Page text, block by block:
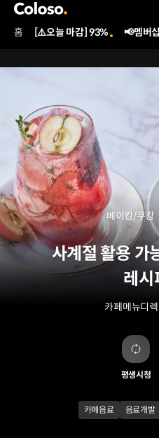
콜로소
Coloso Menu
홈 [⚠️오늘 마감] 93% 📢멤버십
사계절 활용 가
레시
카페메뉴디
베이킹/쿠킹
평생시청
카페음료 음료개발